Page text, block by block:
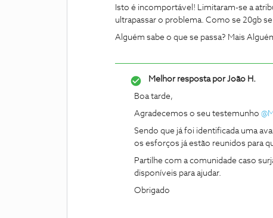
Isto é incomportável! Limitaram-se a
ultrapassar o problema. Como se 20gb
Alguém sabe o que se passa? Mais
Melhor resposta porJoão H.
Boa tarde,
Agradecemos o seu testemunho ​
Sendo que já foi identificada uma
os esforços já estão reunidos para
Partilhe com a comunidade caso
disponíveis para ajudar.
Obrigado